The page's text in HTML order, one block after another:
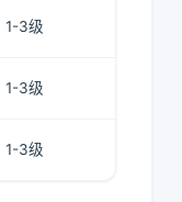
1-3级
1-3级
1-3级